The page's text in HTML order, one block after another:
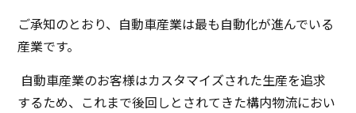
ご承知のとおり、自動車産業は最も自動化が進んでいる
産業です。
自動車産業のお客様はカスタマイズされた生産を追求
するため、これまで後回しとされてきた構内物流におい